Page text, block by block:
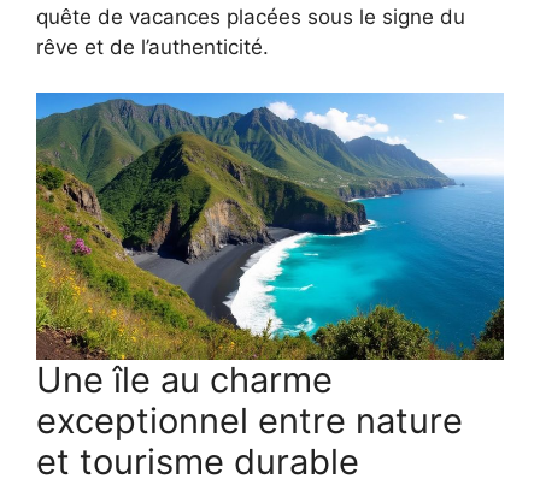
quête de vacances placées sous le signe du
rêve et de l’authenticité.
Une île au charme
exceptionnel entre nature
et tourisme durable